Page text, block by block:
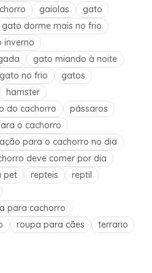
gaiolas
gato
gato dorme mais no frio
inverno
gato miando à noite
gato no frio
gatos
hamster
do cachorro
pássaros
o cachorro
para o cachorro no dia
deve comer por dia
pet repteis
reptil
para cachorro
roupa para cães terrario